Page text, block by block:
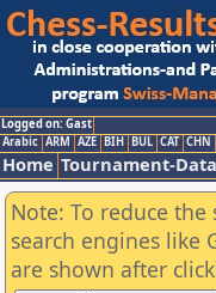
Logged on: Gast
Arabic ARM AZE BIH BUL CAT CHN
Home Tournament-
Note: To reduce
search engines like
are shown after